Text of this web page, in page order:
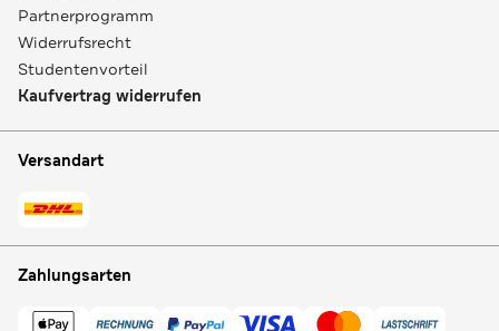
Partnerprogramm
Widerrufsrecht
Studentenvorteil
Kaufvertrag widerrufen
Versandart
Zahlungsarten